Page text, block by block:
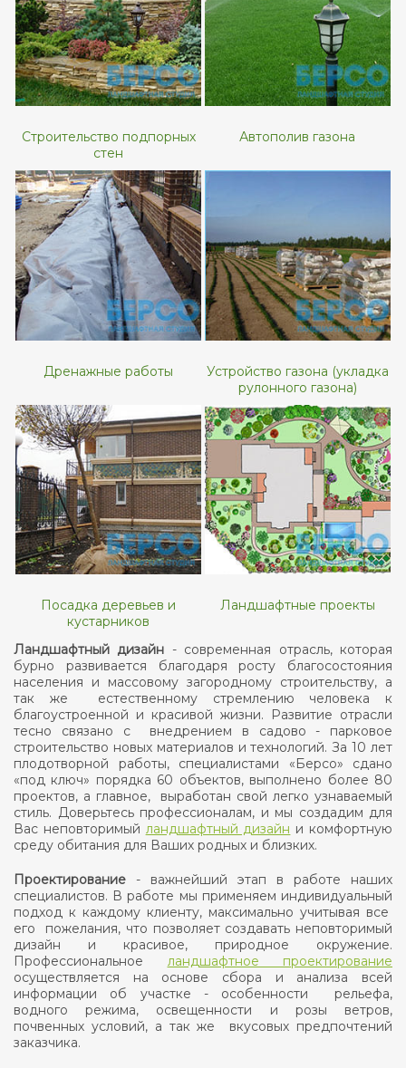
Строительство подпорных
стен
Автополив газона
Дренажные работы
Устройство газона (укладка
рулонного газона)
Посадка деревьев и
кустарников
Ландшафтные проекты
Ландшафтный дизайн - современная отрасль, которая
бурно развивается благодаря росту благосостояния
населения и массовому загородному строительству, а
так же естественному стремлению человека к
благоустроенной и красивой жизни. Развитие отрасли
тесно связано с внедрением в садово - парковое
строительство новых материалов и технологий. За 10 лет
плодотворной работы, специалистами «Берсо» сдано
«под ключ» порядка 60 объектов, выполнено более 80
проектов, а главное, выработан свой легко узнаваемый
стиль. Доверьтесь профессионалам, и мы создадим для
Вас неповторимый ландшафтный дизайн и комфортную
среду обитания для Ваших родных и близких.
Проектирование - важнейший этап в работе наших
специалистов. В работе мы применяем индивидуальный
подход к каждому клиенту, максимально учитывая все
его пожелания, что позволяет создавать неповторимый
дизайн и красивое, природное окружение.
Профессиональное ландшафтное проектирование
осуществляется на основе сбора и анализа всей
информации об участке - особенности рельефа,
водного режима, освещенности и розы ветров,
почвенных условий, а так же вкусовых предпочтений
заказчика.